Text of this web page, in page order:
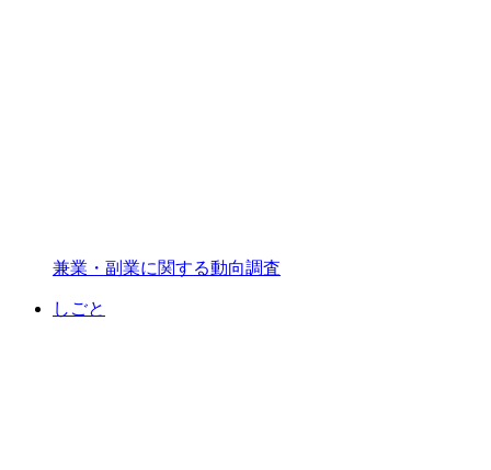
兼業・副業に関する動向調査
しごと